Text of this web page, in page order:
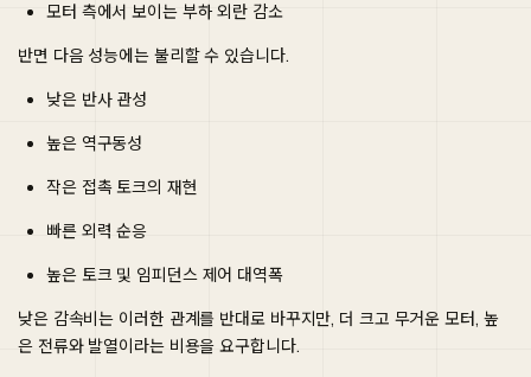
모터 측에서 보이는 부하 외란 감소
반면 다음 성능에는 불리할 수 있습니다.
낮은 반사 관성
높은 역구동성
작은 접촉 토크의 재현
빠른 외력 순응
높은 토크 및 임피던스 제어 대역폭
낮은 감속비는 이러한 관계를 반대로 바꾸지만, 더 크고 무거운 모터, 높
은 전류와 발열이라는 비용을 요구합니다.